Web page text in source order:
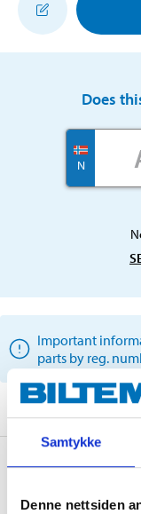
Samtykke
Denne nettsiden
Does
N
Important
parts by reg.
Description